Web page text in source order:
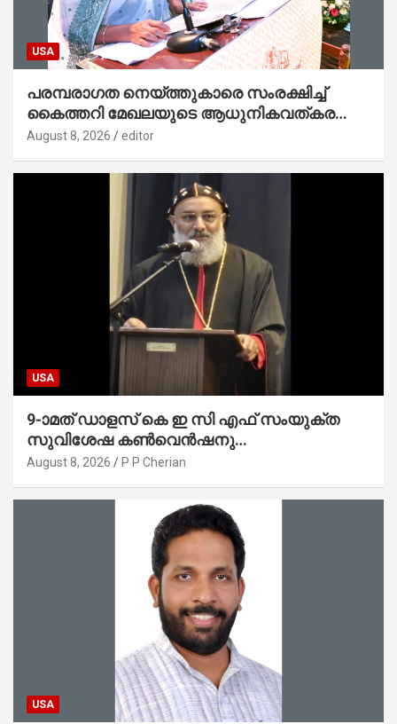
USA
പരമ്പരാഗത നെയ്ത്തുകാരെ സംരക്ഷിച്ച്
കൈത്തറി മേഖലയുടെ ആധുനികവത്കരണം
സാധ്യമാക്കും : ഡെപ്യൂട്ടി സ്പീക്കർ
August 8, 2026 editor
USA
9-ാമത് ഡാളസ് കെ ഇ സി എഫ് സംയുക്ത
സുവിശേഷ കൺവെൻഷനു
പ്രാർത്ഥനാനിർഭരമായ തുടക്കം
August 8, 2026 P P Cherian
USA